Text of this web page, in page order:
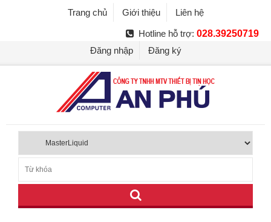
Trang chủ Giới thiệu Liên hệ
Hotline hỗ trợ: 028.39250719
Đăng nhập
Đăng ký